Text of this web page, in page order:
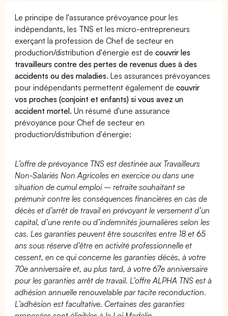
Le principe de l'assurance prévoyance pour les
indépendants, les TNS et les micro-entrepreneurs
exerçant la profession de Chef de secteur en
production/distribution d'énergie est decouvrir les
travailleurs contre des pertes de revenus dues à des
accidents ou des maladies. Les assurances prévoyances
pour indépendants permettent également decouvrir
vos proches (conjoint et enfants) si vous avez un
accident mortel. Un résumé d'une assurance
prévoyance pour Chef de secteur en
production/distribution d'énergie:
L’offre de prévoyance TNS est destinée aux Travailleurs
Non-Salariés Non Agricoles en exercice ou dans une
situation de cumul emploi – retraite souhaitant se
prémunir contre les conséquences financières en cas de
décès et d’arrêt de travail en prévoyant le versement d’un
capital, d’une rente ou d’indemnités journalières selon les
cas. Les garanties peuvent être souscrites entre 18 et 65
ans sous réserve d’être en activité professionnelle et
cessent, en ce qui concerne les garanties décès, à votre
70e anniversaire et, au plus tard, à votre 67e anniversaire
pour les garanties arrêt de travail. L’offre ALPHA TNS est à
adhésion annuelle renouvelable par tacite reconduction.
L’adhésion est facultative. Certaines des garanties